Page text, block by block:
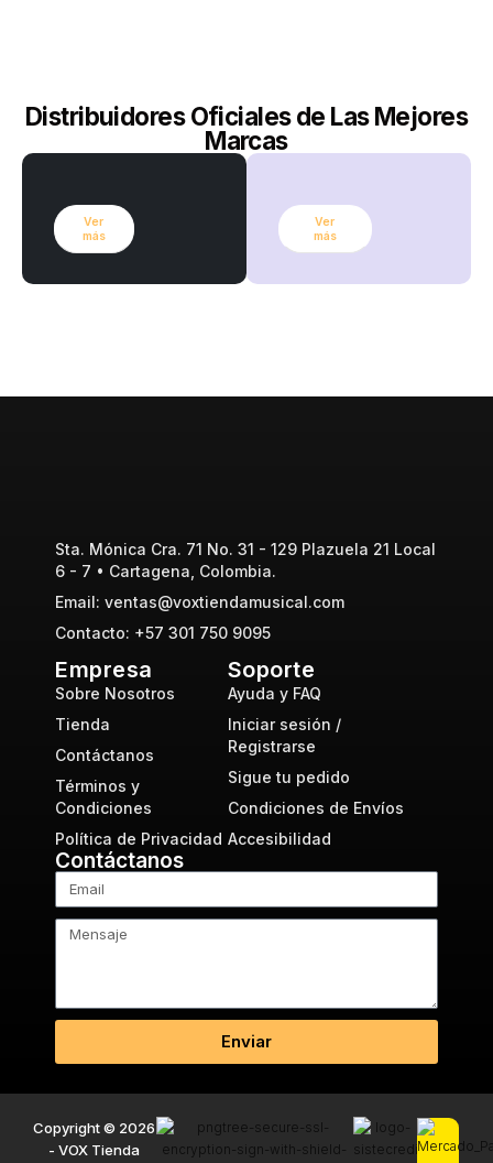
Distribuidores Oficiales de Las Mejores
Marcas
Ver
más
Ver
más
Sta. Mónica Cra. 71 No. 31 - 129 Plazuela 21 Local
6 - 7 • Cartagena, Colombia.
Email: ventas@voxtiendamusical.com
Contacto: +57 301 750 9095
Empresa
Sobre Nosotros
Tienda
Contáctanos
Términos y
Condiciones
Política de Privacidad
Soporte
Ayuda y FAQ
Iniciar sesión /
Registrarse
Sigue tu pedido
Condiciones de Envíos
Accesibilidad
Contáctanos
Enviar
Copyright © 2026
- VOX Tienda